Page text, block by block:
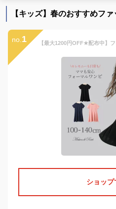
【キッズ】春のおすすめフ
no. 1
ショップ